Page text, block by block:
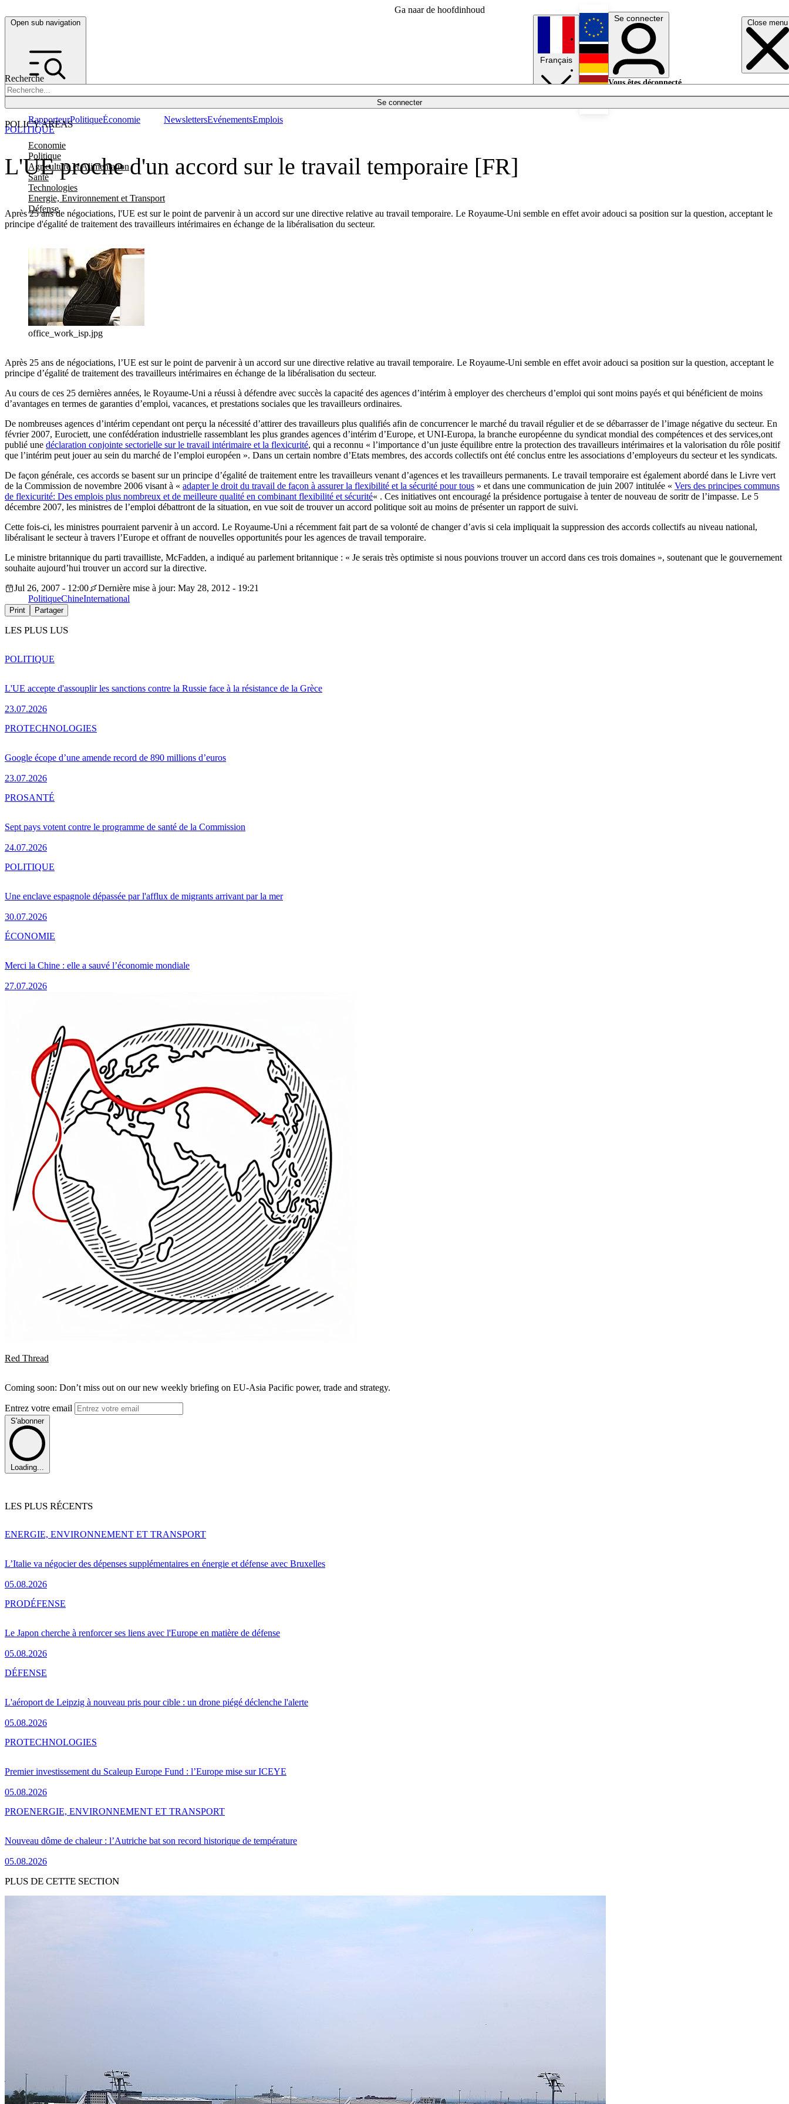
Ga naar de hoofdinhoud
Open sub navigation Close menu
Recherche
Se connecter
POLICY AREAS
Economie
Politique
Agriculture et Alimentation
Santé
Technologies
Energie, Environnement et Transport
Défense
RapporteurPolitiqueÉconomie NewslettersEvénementsEmplois
Français
English
Deutsch
Se connecter
Vous êtes déconnecté.
L'UE proche d'un accord sur le travail temporaire [FR]
Après 25 ans de négociations, l'UE est sur le point de parvenir à un accord sur une directive relative au travail temporaire. Le Royaume-Uni semble en effet avoir adouci sa position sur la question, acceptant le
principe d'égalité de traitement des travailleurs intérimaires en échange de la libéralisation du secteur.
POLITIQUE
office_work_isp.jpg
Après 25 ans de négociations, l’UE est sur le point de parvenir à un accord sur une directive relative au travail temporaire. Le Royaume-Uni semble en effet avoir adouci sa position sur la question, acceptant le
principe d’égalité de traitement des travailleurs intérimaires en échange de la libéralisation du secteur.
Au cours de ces 25 dernières années, le Royaume-Uni a réussi à défendre avec succès la capacité des agences d’intérim à employer des chercheurs d’emploi qui sont moins payés et qui bénéficient de moins
d’avantages en termes de garanties d’emploi, vacances, et prestations sociales que les travailleurs ordinaires.
De nombreuses agences d’intérim cependant ont perçu la nécessité d’attirer des travailleurs plus qualifiés afin de concurrencer le marché du travail régulier et de se débarrasser de l’image négative du secteur. En
février 2007, Eurociett, une confédération industrielle rassemblant les plus grandes agences d’intérim d’Europe, et UNI-Europa, la branche européenne du syndicat mondial des compétences et des services,ont
publié une déclaration conjointe sectorielle sur le travail intérimaire et la flexicurité, qui a reconnu « l’importance d’un juste équilibre entre la protection des travailleurs intérimaires et la valorisation du rôle positif
que l’intérim peut jouer au sein du marché de l’emploi européen ». Dans un certain nombre d’Etats membres, des accords collectifs ont été conclus entre les associations d’employeurs du secteur et les syndicats.
De façon générale, ces accords se basent sur un principe d’égalité de traitement entre les travailleurs venant d’agences et les travailleurs permanents. Le travail temporaire est également abordé dans le Livre vert
de la Commission de novembre 2006 visant à « adapter le droit du travail de façon à assurer la flexibilité et la sécurité pour tous » et dans une communication de juin 2007 intitulée « Vers des principes communs
de flexicurité: Des emplois plus nombreux et de meilleure qualité en combinant flexibilité et sécurité« . Ces initiatives ont encouragé la présidence portugaise à tenter de nouveau de soritr de l’impasse. Le 5
décembre 2007, les ministres de l’emploi débattront de la situation, en vue soit de trouver un accord politique soit au moins de présenter un rapport de suivi.
Cette fois-ci, les ministres pourraient parvenir à un accord. Le Royaume-Uni a récemment fait part de sa volonté de changer d’avis si cela impliquait la suppression des accords collectifs au niveau national,
libéralisant le secteur à travers l’Europe et offrant de nouvelles opportunités pour les agences de travail temporaire.
Le ministre britannique du parti travailliste, McFadden, a indiqué au parlement britannique : « Je serais très optimiste si nous pouvions trouver un accord dans ces trois domaines », soutenant que le gouvernement
souhaite aujourd’hui trouver un accord sur la directive.
Jul 26, 2007 - 12:00
Dernière mise à jour: May 28, 2012 - 19:21
PolitiqueChineInternational
Print Partager
LES PLUS LUS
L'UE accepte d'assouplir les sanctions contre la Russie face à la résistance de la Grèce
23.07.2026
POLITIQUE
Google écope d’une amende record de 890 millions d’euros
23.07.2026
PROTECHNOLOGIES
Sept pays votent contre le programme de santé de la Commission
24.07.2026
PROSANTÉ
Une enclave espagnole dépassée par l'afflux de migrants arrivant par la mer
30.07.2026
POLITIQUE
Merci la Chine : elle a sauvé l’économie mondiale
27.07.2026
ÉCONOMIE
Red Thread
Coming soon: Don’t miss out on our new weekly briefing on EU-Asia Pacific power, trade and strategy.
Entrez votre email
S'abonner
Loading...
LES PLUS RÉCENTS
L’Italie va négocier des dépenses supplémentaires en énergie et défense avec Bruxelles
05.08.2026
ENERGIE, ENVIRONNEMENT ET TRANSPORT
Le Japon cherche à renforcer ses liens avec l'Europe en matière de défense
05.08.2026
PRODÉFENSE
L'aéroport de Leipzig à nouveau pris pour cible : un drone piégé déclenche l'alerte
05.08.2026
DÉFENSE
Premier investissement du Scaleup Europe Fund : l’Europe mise sur ICEYE
05.08.2026
PROTECHNOLOGIES
Nouveau dôme de chaleur : l’Autriche bat son record historique de température
05.08.2026
PROENERGIE, ENVIRONNEMENT ET TRANSPORT
PLUS DE CETTE SECTION